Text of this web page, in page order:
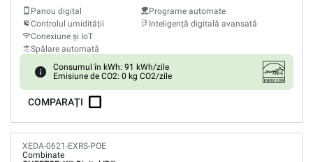
Panou digital
Controlul umidității
Conexiune și IoT
Spălare automată
Programe automate
Inteligență digitală avansată
Consumul în kWh: 91 kWh/zile
Emisiune de CO2: 0 kg CO2/zile
COMPARAȚI
XEDA-0621-EXRS-POE
Combinate